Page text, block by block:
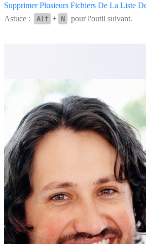
Supprimer Plusieurs Fichiers De La Liste
Astuce :
Alt + N pour l'outil suivant.